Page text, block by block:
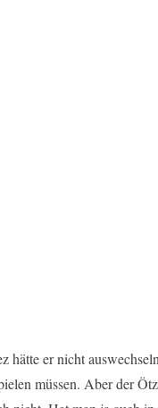
hätte er nicht
müssen. Aber der